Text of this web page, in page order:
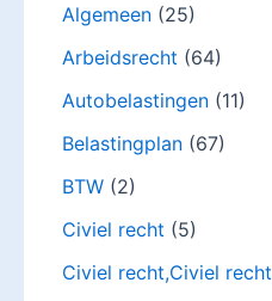
Algemeen (25)
Arbeidsrecht (64)
Autobelastingen (11)
Belastingplan (67)
BTW (2)
Civiel recht (5)
Civiel recht,Civiel recht